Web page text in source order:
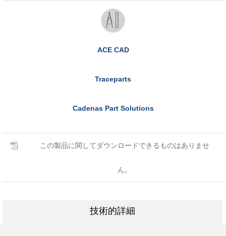
ACE CAD
Traceparts
Cadenas Part Solutions
この製品に関してダウンロードできるものはありませ
ん。
技術的詳細